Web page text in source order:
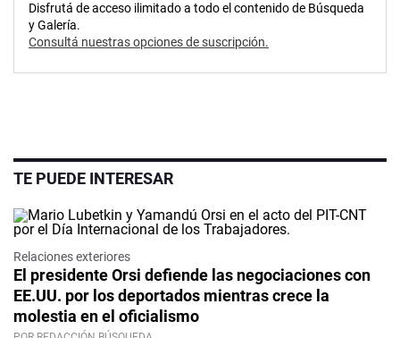
Disfrutá de acceso ilimitado a todo el contenido de Búsqueda
y Galería.
Consultá nuestras opciones de suscripción.
TE PUEDE INTERESAR
Relaciones exteriores
El presidente Orsi defiende las negociaciones con
EE.UU. por los deportados mientras crece la
molestia en el oficialismo